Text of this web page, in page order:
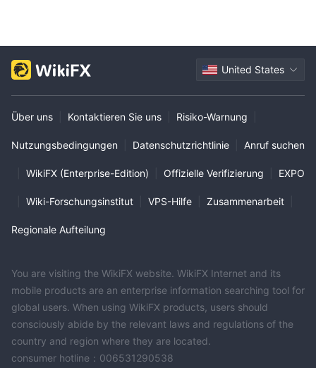
United States
Über uns Kontaktieren Sie uns Risiko-Warnung
Nutzungsbedingungen Datenschutzrichtlinie Anruf suchen
WikiFX (Enterprise-Edition) Offizielle Verifizierung EXPO
Wiki-Forschungsinstitut VPS-Hilfe Zusammenarbeit
Regionale Aufteilung
You are visiting the WikiFX website. WikiFX Internet and its
mobile products are an enterprise information searching tool for
global users. When using WikiFX products, users should
consciously abide by the relevant laws and regulations of the
country and region where they are located.
consumer hotline：006531290538